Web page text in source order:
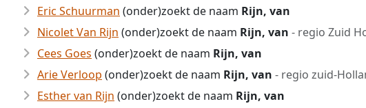
Eric Schuurman (onder)zoekt de naam Rijn, van
Nicolet Van Rijn (onder)zoekt de naam Rijn, van - regio Zuid
Cees Goes (onder)zoekt de naam Rijn, van
Arie Verloop (onder)zoekt de naam Rijn, van - regio zuid-
Esther van Rijn (onder)zoekt de naam Rijn, van